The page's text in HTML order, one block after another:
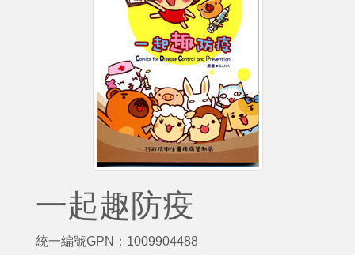
一起趣防疫
統一編號GPN：1009904488